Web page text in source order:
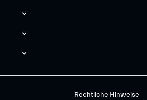
Rechtliche Hinweise